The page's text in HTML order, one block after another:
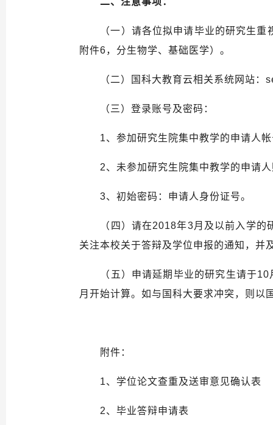
（一）请各位拟申请毕业的研究生
附件6，分生物学、基础医学）。
（二）国科大教育云相关系统网站：
（三）登录账号及密码：
1、参加研究生院集中教学的申请人
2、未参加研究生院集中教学的申请
3、初始密码：申请人身份证号。
（四）请在2018年3月及以前入学
关注本校关于答辩及学位申报的通知，并
（五）申请延期毕业的研究生请于10
月开始计算。如与国科大要求冲突，则以
附件：
1、 学位论文查重及送审意见确认表
2、 毕业答辩申请表